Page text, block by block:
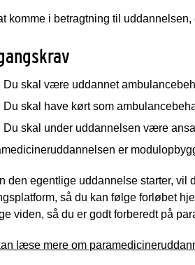
komme i betragtning til
Du skal være uddannet
Du skal have kørt som
Du skal under uddannelsen være
er
den egentlige uddannelse starter,
så du kan følge forløbet
viden, så du er godt forberedt på
læse mere om